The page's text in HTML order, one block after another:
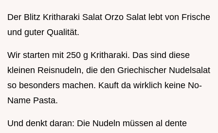
Der Blitz Kritharaki Salat Orzo Salat lebt von Frische
und guter Qualität.
Wir starten mit 250 g Kritharaki. Das sind diese
kleinen Reisnudeln, die den Griechischer Nudelsalat
so besonders machen. Kauft da wirklich keine No-
Name Pasta.
Und denkt daran: Die Nudeln müssen al dente